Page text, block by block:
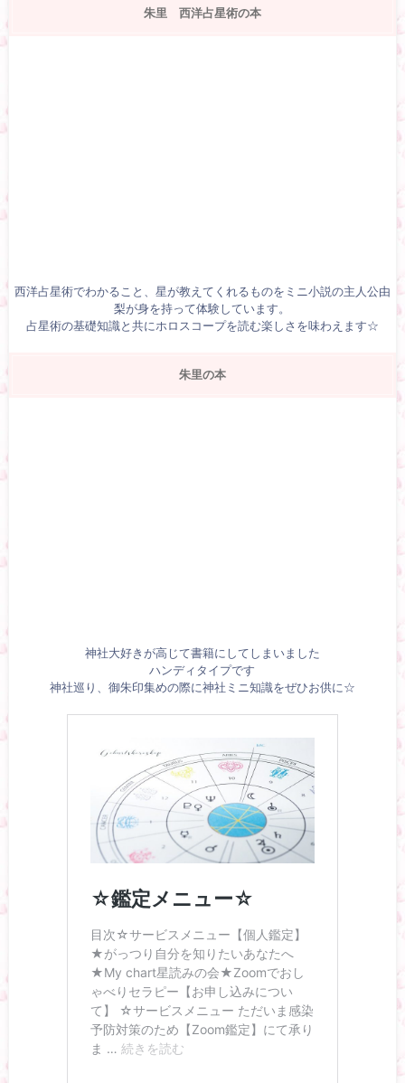
朱里 西洋占星術の本
西洋占星術でわかること、星が教えてくれるものをミニ小説の主人公由
梨が身を持って体験しています。
占星術の基礎知識と共にホロスコープを読む楽しさを味わえます☆
朱里の本
神社大好きが高じて書籍にしてしまいました
ハンディタイプです
神社巡り、御朱印集めの際に神社ミニ知識をぜひお供に☆